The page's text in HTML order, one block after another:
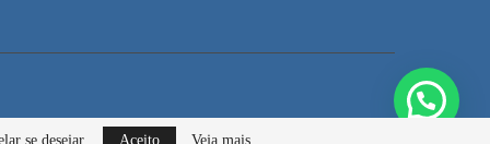
se desejar. Aceito Veja mais